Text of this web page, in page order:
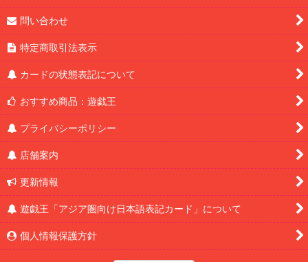
問い合わせ
特定商取引法表示
カードの状態表記について
おすすめ商品：遊戯王
プライバシーポリシー
店舗案内
更新情報
遊戯王「アジア圏向け日本語表記カード」について
個人情報保護方針